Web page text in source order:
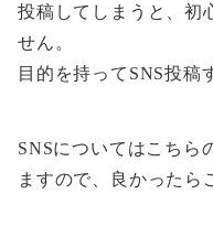
投稿してしまうと、初
せん。
目的を持ってSNS投稿
SNSについてはこちら
ますので、良かったら